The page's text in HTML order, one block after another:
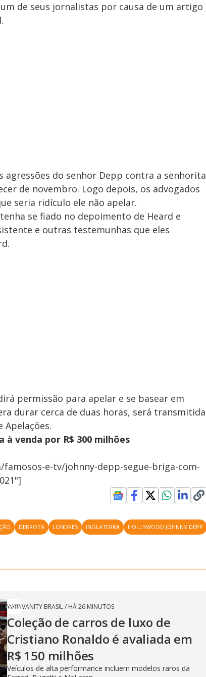
de seus jornalistas por causa de um artigo
agressões do senhor Depp contra a senhorita
de novembro. Logo depois, os advogados
seria ridículo ele não apelar.
se fiado no depoimento de Heard e
e outras testemunhas que eles
permissão para apelar e se basear em
durar cerca de duas horas, será transmitida
Apelações.
à venda por R$ 300 milhões
e-tv/johnny-depp-segue-briga-com-
DERROTA LONDRES INGLATERRA HOLLYWOOD JOHNNY DEPP
VANITY BRASIL/ HÁ 26 MINUTOS
Coleção de carros de luxo de
Cristiano Ronaldo é avaliada em
R$ 150 milhões
Veículos de alta performance incluem modelos raros da